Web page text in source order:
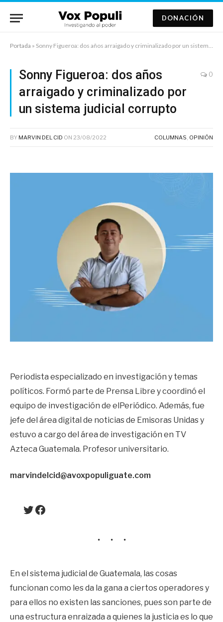
DONACIÓN
Portada » Sonny Figueroa: dos años arraigado y criminalizado por un sistema judicial corrupto
Sonny Figueroa: dos años
arraigado y criminalizado por
un sistema judicial corrupto
0
BY MARVIN DEL CID ON 23/08/2022 COLUMNAS, OPINIÓN
Periodista especializado en investigación y temas
políticos. Formó parte de Prensa Libre y coordinó el
equipo de investigación de elPeriódico. Además, fue
jefe del área digital de noticias de Emisoras Unidas y
estuvo a cargo del área de investigación en TV
Azteca Guatemala. Profesor universitario.
marvindelcid@avoxpopuliguate.com
Twitter Facebook
En el sistema judicial de Guatemala, las cosas
funcionan como les da la gana a ciertos operadores y
para ellos no existen las sanciones, pues son parte de
una estructura enraizada a quienes la justicia es lo que